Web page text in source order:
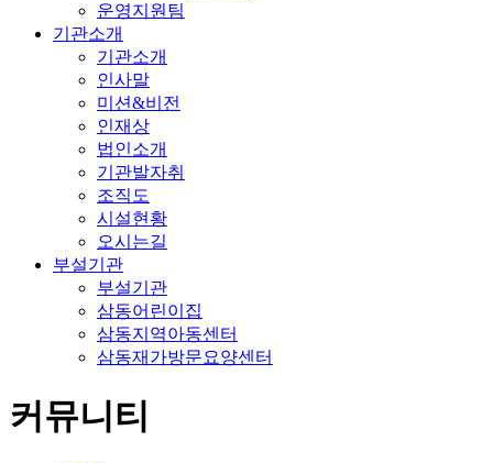
운영지원팀
기관소개
기관소개
인사말
미션&비전
인재상
법인소개
기관발자취
조직도
시설현황
오시는길
부설기관
부설기관
삼동어린이집
삼동지역아동센터
삼동재가방문요양센터
커뮤니티